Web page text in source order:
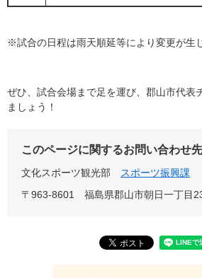
※試合の日程は雨天順延等により変更が生
ぜひ、試合会場まで足を運び、郡山市代表
ましょう！
このページに関するお問い合わせ先
文化スポーツ観光部
スポーツ振興課
〒963-8601
福島県郡山市朝日一丁目